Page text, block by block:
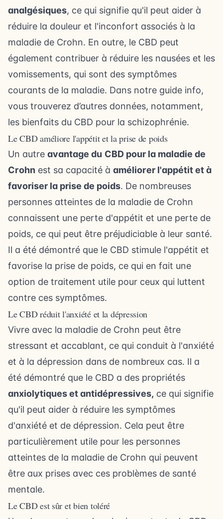
analgésiques, ce qui signifie qu'il peut aider à
réduire la douleur et l'inconfort associés à la
maladie de Crohn. En outre, le CBD peut
également contribuer à réduire les nausées et les
vomissements, qui sont des symptômes
courants de la maladie. Dans notre guide info,
vous trouverez d’autres données, notamment,
les bienfaits du CBD pour la schizophrénie.
Le CBD améliore l'appétit et la prise de poids
Un autre avantage du CBD pour la maladie de
Crohn est sa capacité à améliorer l'appétit et à
favoriser la prise de poids. De nombreuses
personnes atteintes de la maladie de Crohn
connaissent une perte d'appétit et une perte de
poids, ce qui peut être préjudiciable à leur santé.
Il a été démontré que le CBD stimule l'appétit et
favorise la prise de poids, ce qui en fait une
option de traitement utile pour ceux qui luttent
contre ces symptômes.
Le CBD réduit l'anxiété et la dépression
Vivre avec la maladie de Crohn peut être
stressant et accablant, ce qui conduit à l'anxiété
et à la dépression dans de nombreux cas. Il a
été démontré que le CBD a des propriétés
anxiolytiques et antidépressives, ce qui signifie
qu'il peut aider à réduire les symptômes
d'anxiété et de dépression. Cela peut être
particulièrement utile pour les personnes
atteintes de la maladie de Crohn qui peuvent
être aux prises avec ces problèmes de santé
mentale.
Le CBD est sûr et bien toléré